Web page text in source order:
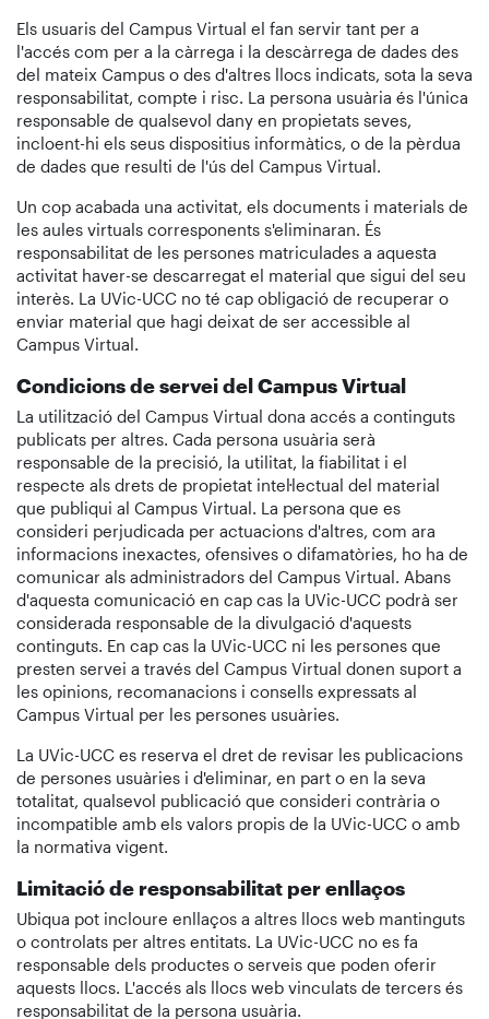
Els usuaris del Campus Virtual el fan servir tant per a
l'accés com per a la càrrega i la descàrrega de dades des
del mateix Campus o des d'altres llocs indicats, sota la seva
responsabilitat, compte i risc. La persona usuària és l'única
responsable de qualsevol dany en propietats seves,
incloent-hi els seus dispositius informàtics, o de la pèrdua
de dades que resulti de l'ús del Campus Virtual.
Un cop acabada una activitat, els documents i materials de
les aules virtuals corresponents s'eliminaran. És
responsabilitat de les persones matriculades a aquesta
activitat haver-se descarregat el material que sigui del seu
interès. La UVic-UCC no té cap obligació de recuperar o
enviar material que hagi deixat de ser accessible al
Campus Virtual.
Condicions de servei del Campus Virtual
La utilització del Campus Virtual dona accés a continguts
publicats per altres. Cada persona usuària serà
responsable de la precisió, la utilitat, la fiabilitat i el
respecte als drets de propietat intel·lectual del material
que publiqui al Campus Virtual. La persona que es
consideri perjudicada per actuacions d'altres, com ara
informacions inexactes, ofensives o difamatòries, ho ha de
comunicar als administradors del Campus Virtual. Abans
d'aquesta comunicació en cap cas la UVic-UCC podrà ser
considerada responsable de la divulgació d'aquests
continguts. En cap cas la UVic-UCC ni les persones que
presten servei a través del Campus Virtual donen suport a
les opinions, recomanacions i consells expressats al
Campus Virtual per les persones usuàries.
La UVic-UCC es reserva el dret de revisar les publicacions
de persones usuàries i d'eliminar, en part o en la seva
totalitat, qualsevol publicació que consideri contrària o
incompatible amb els valors propis de la UVic-UCC o amb
la normativa vigent.
Limitació de responsabilitat per enllaços
Ubiqua pot incloure enllaços a altres llocs web mantinguts
o controlats per altres entitats. La UVic-UCC no es fa
responsable dels productes o serveis que poden oferir
aquests llocs. L'accés als llocs web vinculats de tercers és
responsabilitat de la persona usuària.